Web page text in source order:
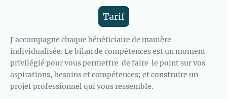
Tarif
J'accompagne chaque bénéficiaire de manière
individualisée. Le bilan de compétences est un moment
privilégié pour vous permettre de faire le point sur vos
aspirations, besoins et compétences; et construire un
projet professionnel qui vous ressemble.